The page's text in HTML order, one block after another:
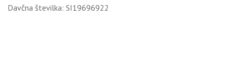
Davčna številka: SI19696922